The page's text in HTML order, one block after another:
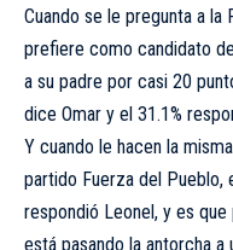
Cuando se le pregunta a la
prefiere como candidato
a su padre por casi 20
dice Omar y el 31.1%
Y cuando le hacen la
partido Fuerza del Pueblo,
respondió Leonel, y es
está pasando la antorcha a